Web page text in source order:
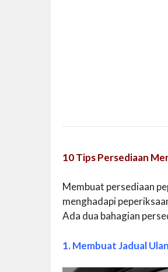
10 Tips Persediaan
Membuat persediaan
menghadapi
Ada dua bahagian
1. Membuat Jadual